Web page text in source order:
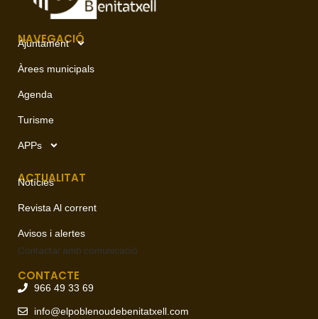
NAVEGACIÓ
Ajuntament
Àrees municipals
Agenda
Turisme
APPs
ACTUALITAT
Notícies
Revista Al corrent
Avisos i alertes
Contactar amb comunicació
CONTACTE
966 49 33 69
info@elpoblenoudebenitatxell.com